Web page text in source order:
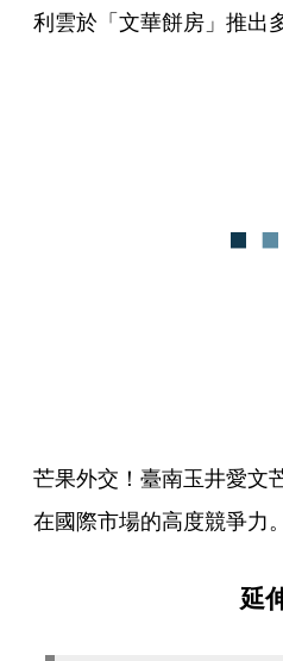
利雲於「文華餅房」推出
芒果外交！臺南玉井愛文
在國際市場的高度競爭力
延